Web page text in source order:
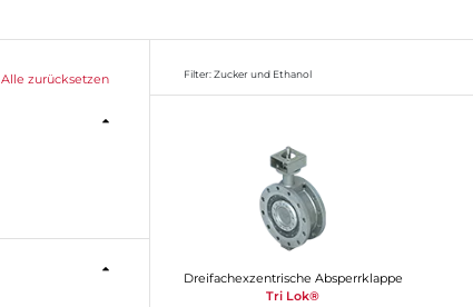
Alle zurücksetzen Filter: Zucker und Ethanol
Dreifachexzentrische Absperrklappe
Tri Lok®